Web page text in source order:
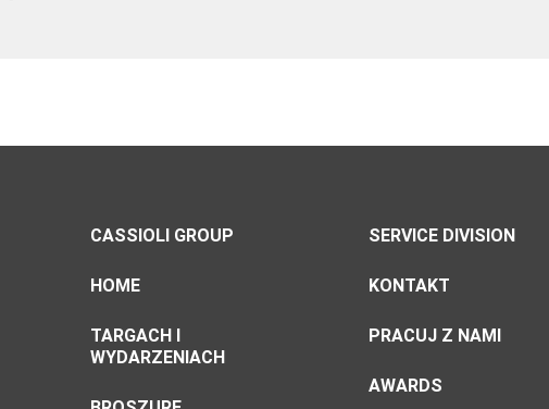
CASSIOLI GROUP
HOME
TARGACH I
WYDARZENIACH
SERVICE DIVISION
KONTAKT
PRACUJ Z NAMI
AWARDS